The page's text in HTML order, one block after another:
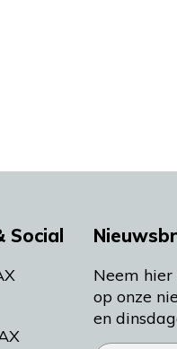
Social
Neem
op onze
en